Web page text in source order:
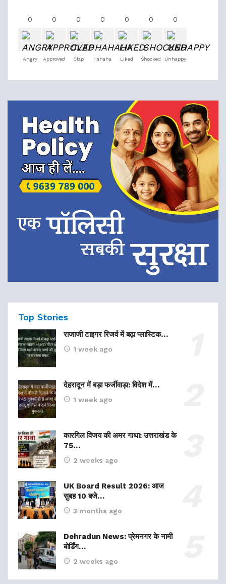
0
Angry
0
Approved
0
Clap
0
Hahaha
0
Liked
0
Shocked
0
Unhappy
Top Stories
राजाजी टाइगर रिजर्व में बढ़ा प्लास्टिक…
1 week ago
देहरादून में बड़ा फर्जीवाड़ा: विदेश में…
1 week ago
कारगिल विजय की अमर गाथा: उत्तराखंड के
75…
2 weeks ago
UK Board Result 2026: आज
सुबह 10 बजे…
3 months ago
Dehradun News: प्रेमनगर के नामी
बोर्डिंग…
2 weeks ago